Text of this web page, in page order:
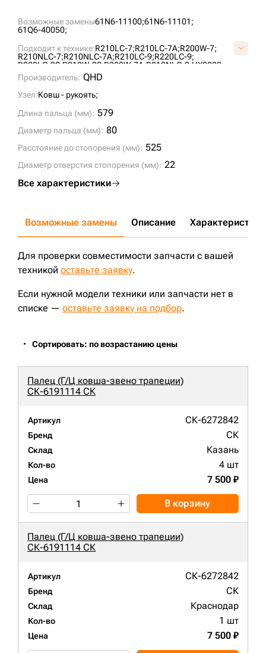
Возможные замены61N6-11100;61N6-11101;
61Q6-40050;
Подходит к технике:R210LC-7;R210LC-7A;R200W-7;
R210NLC-7;R210NLC-7A;R210LC-9;R220LC-9;
R220LC-9S;R210W-9S;R200W-7A;R210NLC-9;HX220S;
Производитель: QHD
Узел:Ковш - рукоять;
Длина пальца (мм): 579
Диаметр пальца (мм): 80
Расстояние до стопорения (мм): 525
Диаметр отверстия стопорения (мм): 22
Все характеристики
Возможные замены Описание Характеристики
Для проверки совместимости запчасти с вашей
техникой оставьте заявку.
Если нужной модели техники или запчасти нет в
списке — оставьте заявку на подбор.
Сортировать: по возрастанию цены
Палец (Г/Ц ковша-звено трапеции)
СК-6191114 СК
Артикул СК-6272842
Бренд СК
Склад Казань
Кол-во 4 шт
Цена 7 500 ₽
В корзину
Палец (Г/Ц ковша-звено трапеции)
СК-6191114 СК
Артикул СК-6272842
Бренд СК
Склад Краснодар
Кол-во 1 шт
Цена 7 500 ₽